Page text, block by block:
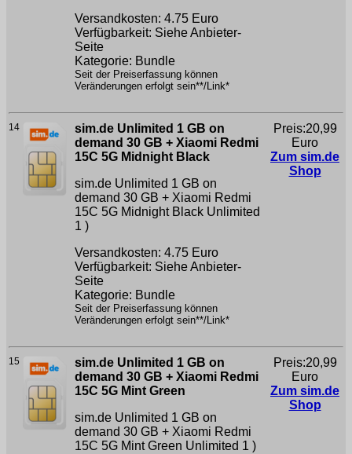
Versandkosten: 4.75 Euro
Verfügbarkeit: Siehe Anbieter-
Seite
Kategorie: Bundle
Seit der Preiserfassung können
Veränderungen erfolgt sein**/Link*
14
sim.de Unlimited 1 GB on
demand 30 GB + Xiaomi Redmi
15C 5G Midnight Black
sim.de Unlimited 1 GB on
demand 30 GB + Xiaomi Redmi
15C 5G Midnight Black Unlimited
1 )
Versandkosten: 4.75 Euro
Verfügbarkeit: Siehe Anbieter-
Seite
Kategorie: Bundle
Seit der Preiserfassung können
Veränderungen erfolgt sein**/Link*
Preis:20,99
Euro
Zum sim.de
Shop
15
sim.de Unlimited 1 GB on
demand 30 GB + Xiaomi Redmi
15C 5G Mint Green
sim.de Unlimited 1 GB on
demand 30 GB + Xiaomi Redmi
15C 5G Mint Green Unlimited 1 )
Preis:20,99
Euro
Zum sim.de
Shop